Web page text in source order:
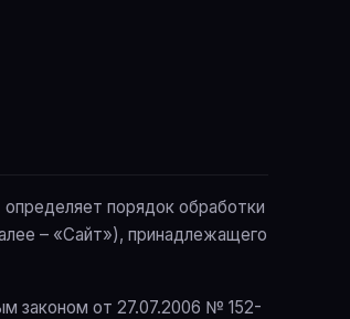
порядок обработки
– «Сайт»), принадлежащего
законом от 27.07.2006 № 152-